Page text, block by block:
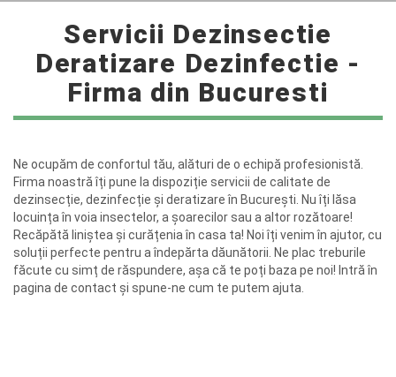
Servicii Dezinsectie
Deratizare Dezinfectie -
Firma din Bucuresti
Ne ocupăm de confortul tău, alături de o echipă profesionistă.
Firma noastră îți pune la dispoziție servicii de calitate de
dezinsecție, dezinfecție și deratizare în București. Nu îți lăsa
locuința în voia insectelor, a șoarecilor sau a altor rozătoare!
Recăpătă liniștea și curățenia în casa ta! Noi îți venim în ajutor, cu
soluții perfecte pentru a îndepărta dăunătorii. Ne plac treburile
făcute cu simț de răspundere, așa că te poți baza pe noi! Intră în
pagina de contact și spune-ne cum te putem ajuta.